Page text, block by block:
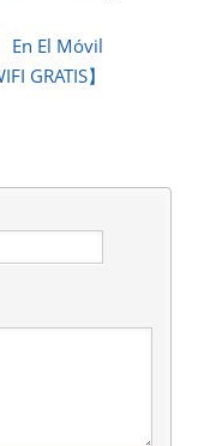
En El Móvil
GRATIS】